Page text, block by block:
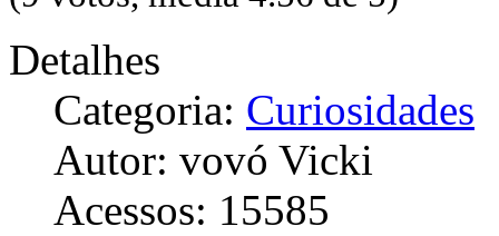
Detalhes
Categoria: Curiosidades
Autor: vovó Vicki
Acessos: 15585